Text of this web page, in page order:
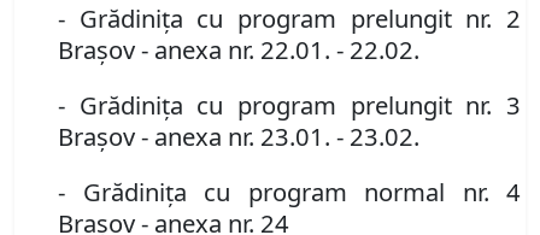
- Grădiniţa cu program prelungit nr. 2
Braşov- anexa nr. 22.01. - 22.02.
- Grădiniţa cu program prelungit nr. 3
Braşov- anexa nr. 23.01. - 23.02.
- Grădiniţa cu program normal nr. 4
Braşov- anexa nr. 24